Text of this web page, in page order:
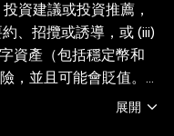
資建議或投資推薦，
、招攬或誘導，或 (iii)
資產（包括穩定幣和
，並且可能會貶值。
的相關問題，請諮詢您
展開